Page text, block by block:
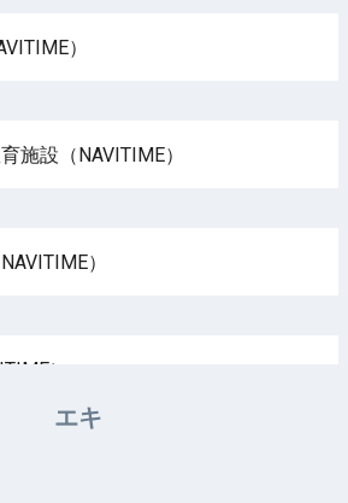
）
施設（NAVITIME）
）
）
エキ